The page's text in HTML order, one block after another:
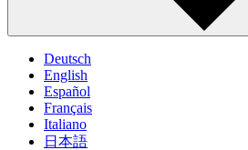
Deutsch
English
Español
Français
Italiano
日本語